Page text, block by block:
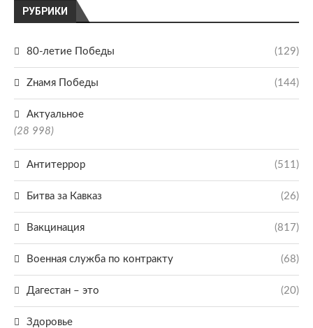
РУБРИКИ
80-летие Победы (129)
Zнамя Победы (144)
Актуальное
(28 998)
Антитеррор (511)
Битва за Кавказ (26)
Вакцинация (817)
Военная служба по контракту (68)
Дагестан – это (20)
Здоровье